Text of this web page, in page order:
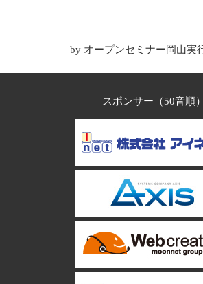
by オープンセミナー岡山実
スポンサー（50音順）